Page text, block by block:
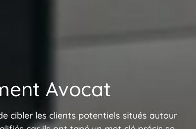
Avocat
cibler les clients potentiels situés autour